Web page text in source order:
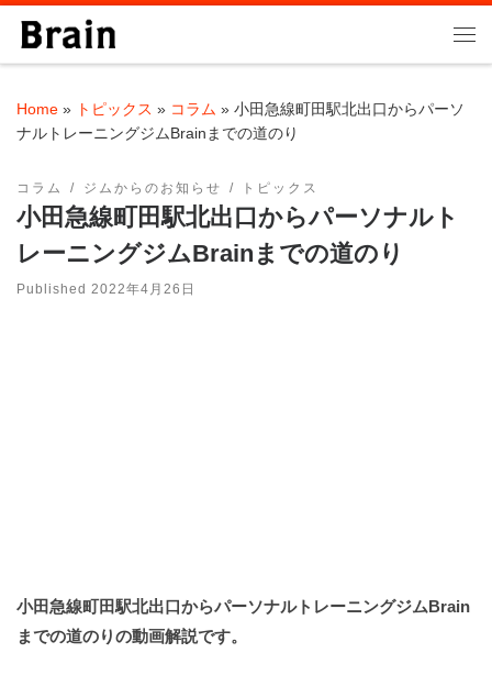
Skip to content
Home » トピックス » コラム » 小田急線町田駅北出口からパーソ
ナルトレーニングジムBrainまでの道のり
コラム ジムからのお知らせ トピックス
小田急線町田駅北出口からパーソナルト
レーニングジムBrainまでの道のり
Published 2022年4月26日
小田急線町田駅北出口からパーソナルトレーニングジムBrain
までの道のりの動画解説です。